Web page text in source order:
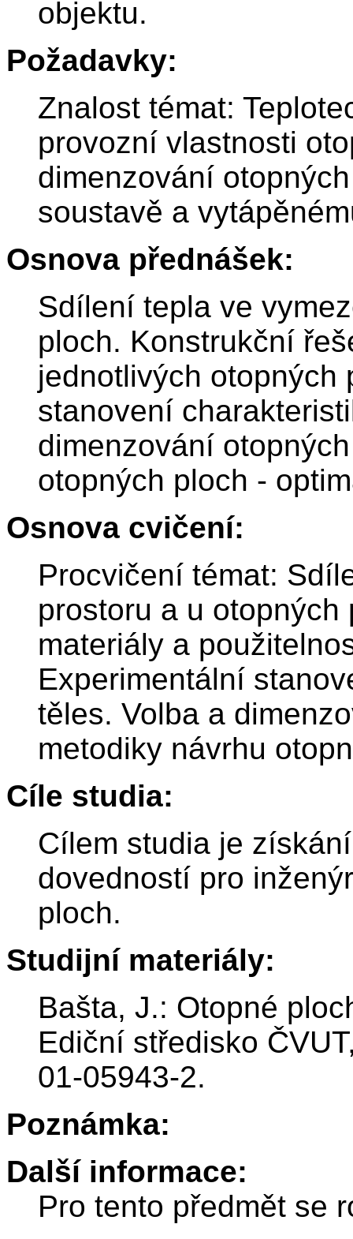
objektu.
Požadavky:
Znalost témat:
provozní vlastnosti
dimenzování
soustavě a
Osnova přednášek:
Sdílení tepla ve
ploch. Konstrukční
jednotlivých otopných
stanovení
dimenzování
otopných ploch -
Osnova cvičení:
Procvičení témat:
prostoru a u
materiály a
Experimentální
těles. Volba a
metodiky návrhu
Cíle studia:
Cílem studia je
dovedností pro
ploch.
Studijní materiály:
Bašta, J.: Otopné
Ediční středisko
01-05943-2.
Poznámka:
Další informace:
Pro tento předmět se